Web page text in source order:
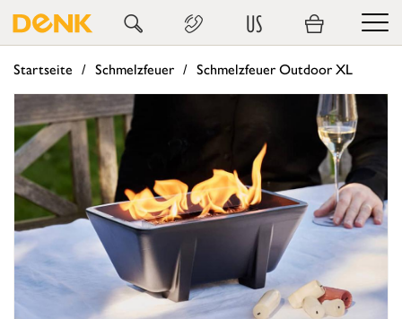
US
Startseite Schmelzfeuer Schmelzfeuer Outdoor XL